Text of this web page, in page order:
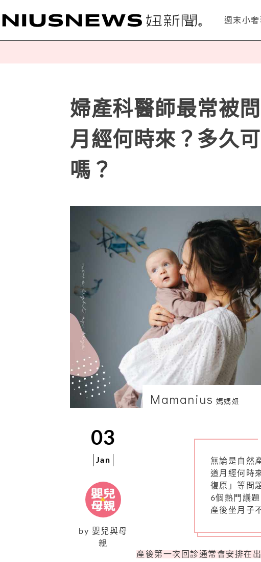
週末小奢
婦產科醫師最常被
月經何時來？多久
嗎？
Mamanius 媽媽妞
03
Jan
by 嬰兒與母
親
無論是自然
道月經何時
復原」等問
6個熱門議
產後坐月子
產後第一次回診通常會安排在